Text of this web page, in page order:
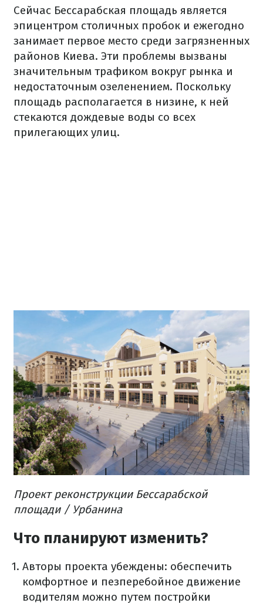
Сейчас Бессарабская площадь является
эпицентром столичных пробок и ежегодно
занимает первое место среди загрязненных
районов Киева. Эти проблемы вызваны
значительным трафиком вокруг рынка и
недостаточным озеленением. Поскольку
площадь располагается в низине, к ней
стекаются дождевые воды со всех
прилегающих улиц.
Проект реконструкции Бессарабской
площади / Урбанина
Что планируют изменить?
Авторы проекта убеждены: обеспечить
комфортное и пезперебойное движение
водителям можно путем постройки